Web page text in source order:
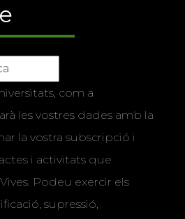
com a
les vostres dades amb la
la vostra subscripció i
i activitats que
Podeu exercir els
supressió,